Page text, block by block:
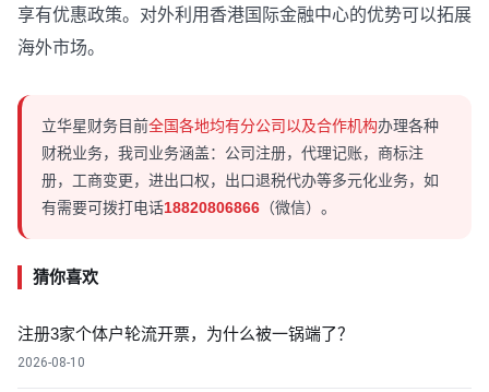
享有优惠政策。对外利用香港国际金融中心的优势可以拓展
海外市场。
立华星财务目前全国各地均有分公司以及合作机构办理各种
财税业务，我司业务涵盖：公司注册，代理记账，商标注
册，工商变更，进出口权，出口退税代办等多元化业务，如
有需要可拨打电话18820806866 （微信）。
猜你喜欢
注册3家个体户轮流开票，为什么被一锅端了？
2026-08-10